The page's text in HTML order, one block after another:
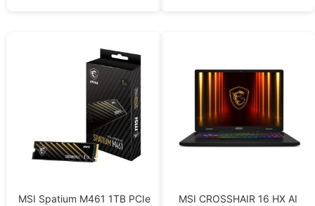
MSI Spatium M461 1TB PCIe
MSI CROSSHAIR 16 HX AI